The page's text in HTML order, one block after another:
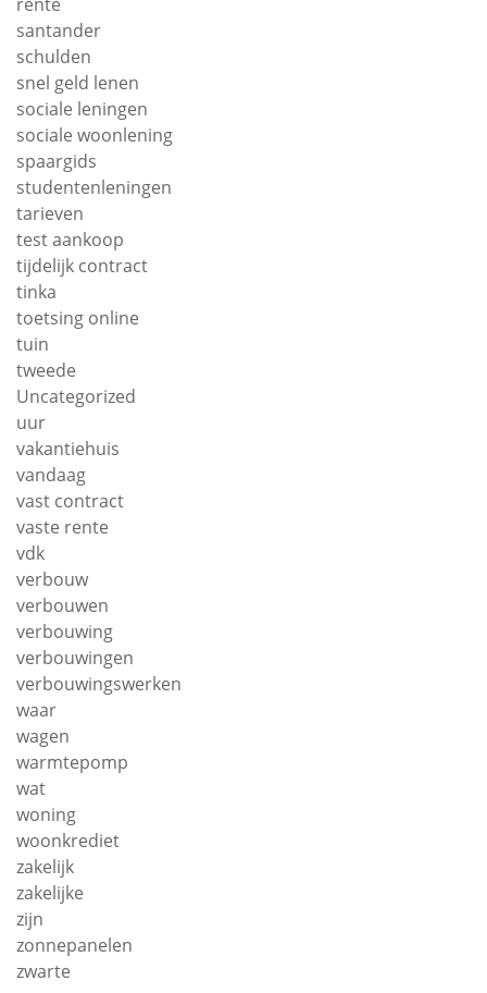
rente
santander
schulden
snel geld lenen
sociale leningen
sociale woonlening
spaargids
studentenleningen
tarieven
test aankoop
tijdelijk contract
tinka
toetsing online
tuin
tweede
Uncategorized
uur
vakantiehuis
vandaag
vast contract
vaste rente
vdk
verbouw
verbouwen
verbouwing
verbouwingen
verbouwingswerken
waar
wagen
warmtepomp
wat
woning
woonkrediet
zakelijk
zakelijke
zijn
zonnepanelen
zwarte